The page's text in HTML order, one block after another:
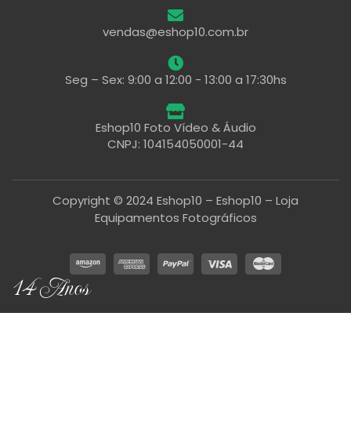
vendas@eshop10.com.br
Seg – Sex: 9:00 a 12:00 - 13:00 a 17:30hs
Eshop10 Foto Vídeo & Áudio
CNPJ: 104154050001-44
Copyright © 2024 Eshop10 – Eshop10 – Loja
Equipamentos Fotográficos
14 Anos